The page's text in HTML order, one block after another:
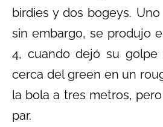
birdies y dos bogeys.
sin embargo, se produjo
4, cuando dejó su golpe
cerca del green en un
la bola a tres metros,
par.